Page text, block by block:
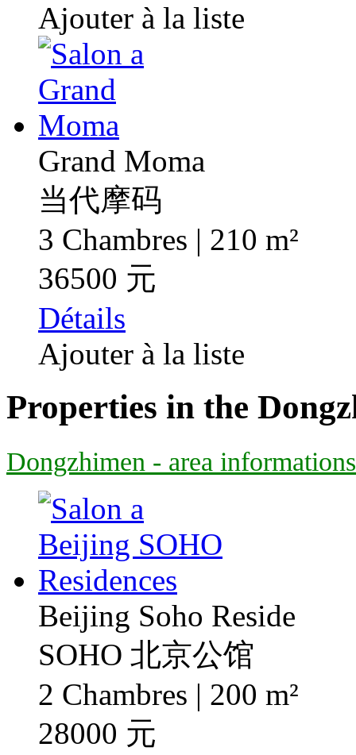
Ajouter à la liste
Grand Moma
当代摩码
3 Chambres | 210 m²
36500 元
Détails
Ajouter à la liste
Properties in the
Dongzhimen - area informations
Beijing Soho Reside
SOHO 北京公馆
2 Chambres | 200 m²
28000 元